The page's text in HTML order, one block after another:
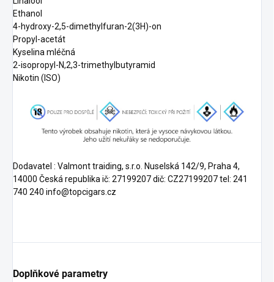
Ethanol
4-hydroxy-2,5-dimethylfuran-2(3H)-on
Propyl-acetát
Kyselina mléčná
2-isopropyl-N,2,3-trimethylbutyramid
Nikotin (ISO)
Dodavatel : Valmont traiding, s.r.o. Nuselská 142/9, Praha 4,
14000 Česká republika ič: 27199207 dič: CZ27199207 tel: 241
740 240 info@topcigars.cz
Doplňkové parametry